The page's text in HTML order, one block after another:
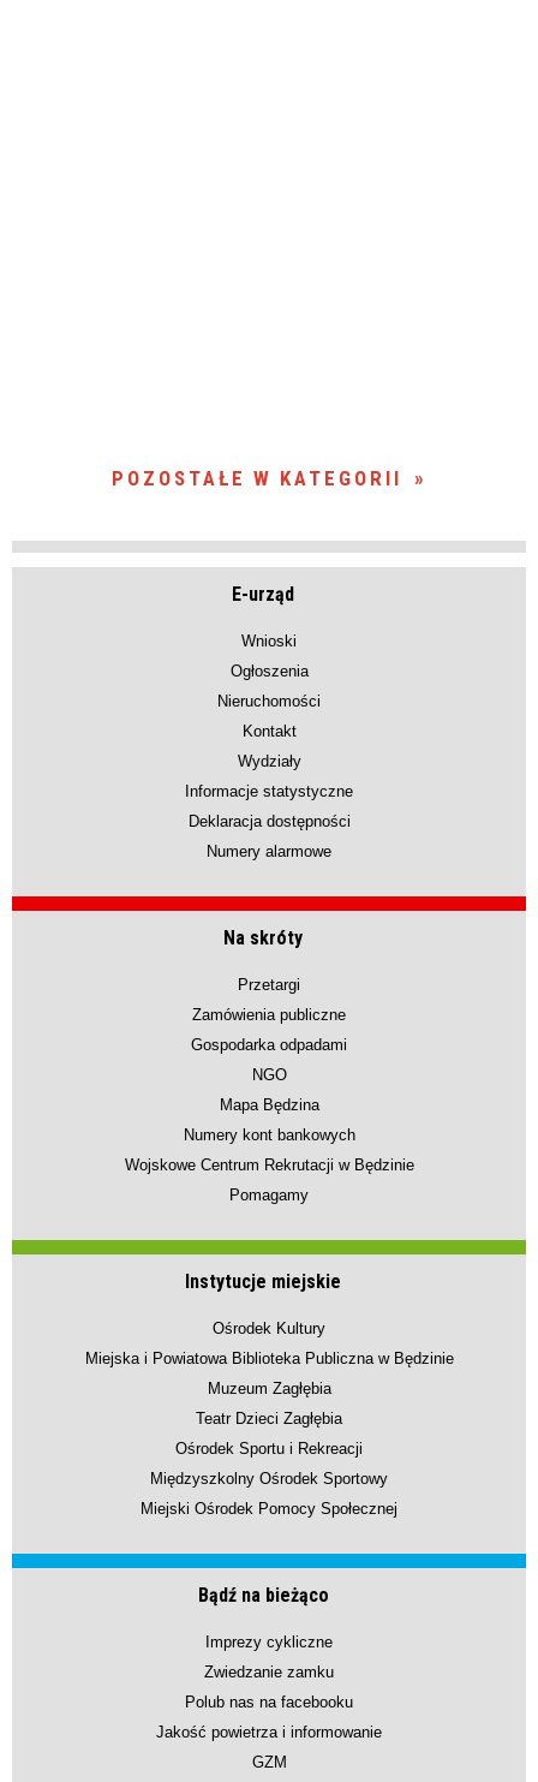
POZOSTAŁE W KATEGORII
E-urząd
Wnioski
Ogłoszenia
Nieruchomości
Kontakt
Wydziały
Informacje statystyczne
Deklaracja dostępności
Numery alarmowe
Na skróty
Przetargi
Zamówienia publiczne
Gospodarka odpadami
NGO
Mapa Będzina
Numery kont bankowych
Wojskowe Centrum Rekrutacji w Będzinie
Pomagamy
Instytucje miejskie
Ośrodek Kultury
Miejska i Powiatowa Biblioteka Publiczna w Będzinie
Muzeum Zagłębia
Teatr Dzieci Zagłębia
Ośrodek Sportu i Rekreacji
Międzyszkolny Ośrodek Sportowy
Miejski Ośrodek Pomocy Społecznej
Bądź na bieżąco
Imprezy cykliczne
Zwiedzanie zamku
Polub nas na facebooku
Jakość powietrza i informowanie
GZM